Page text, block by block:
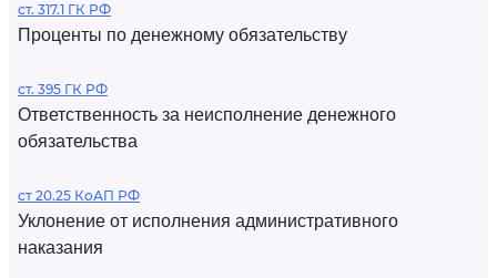
ст. 317.1 ГК РФ
Проценты по денежному обязательству
ст. 395 ГК РФ
Ответственность за неисполнение денежного
обязательства
ст 20.25 КоАП РФ
Уклонение от исполнения административного
наказания